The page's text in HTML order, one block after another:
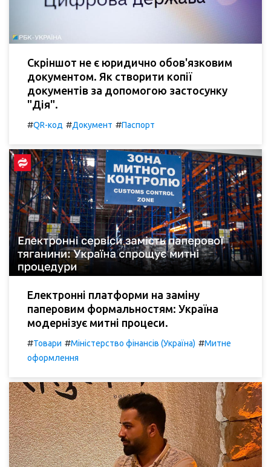
Скріншот не є юридично обов'язковим
документом. Як створити копії
документів за допомогою застосунку
"Дія".
#QR-код #Документ #Паспорт
Електронні платформи на заміну
паперовим формальностям: Україна
модернізує митні процеси.
#Товари #Міністерство фінансів (Україна) #Митне
оформлення